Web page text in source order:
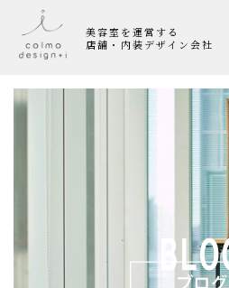
美容室を運営する
店舗・内装デザイン会社